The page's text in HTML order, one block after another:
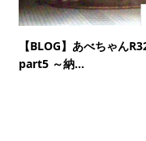
【BLOG】あべちゃん
part5 ～納...